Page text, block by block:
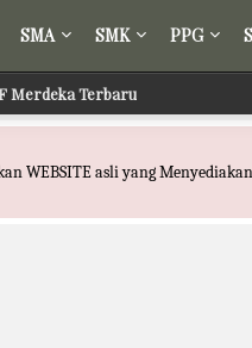
SMA SMK PPG
F Merdeka Terbaru
F Merdeka Terbaru
WEBSITE asli yang